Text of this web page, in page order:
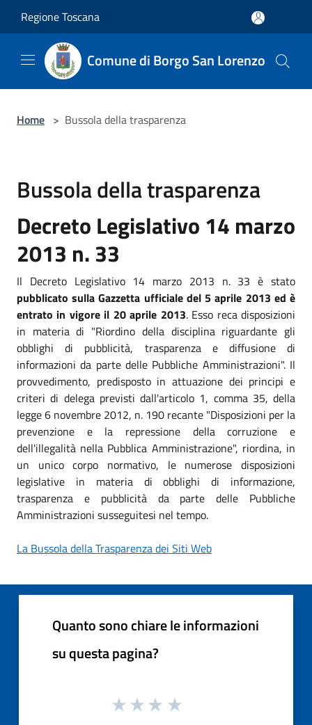
Regione Toscana
Comune di Borgo San Lorenzo
Home > Bussola della trasparenza
Bussola della trasparenza
Decreto Legislativo 14 marzo
2013 n. 33
Il Decreto Legislativo 14 marzo 2013 n. 33 è stato
pubblicato sulla Gazzetta ufficiale del 5 aprile 2013 ed è
entrato in vigore il 20 aprile 2013. Esso reca disposizioni
in materia di "Riordino della disciplina riguardante gli
obblighi di pubblicità, trasparenza e diffusione di
informazioni da parte delle Pubbliche Amministrazioni". Il
provvedimento, predisposto in attuazione dei principi e
criteri di delega previsti dall'articolo 1, comma 35, della
legge 6 novembre 2012, n. 190 recante "Disposizioni per la
prevenzione e la repressione della corruzione e
dell'illegalità nella Pubblica Amministrazione", riordina, in
un unico corpo normativo, le numerose disposizioni
legislative in materia di obblighi di informazione,
trasparenza e pubblicità da parte delle Pubbliche
Amministrazioni susseguitesi nel tempo.
La Bussola della Trasparenza dei Siti Web
Quanto sono chiare le informazioni
su questa pagina?